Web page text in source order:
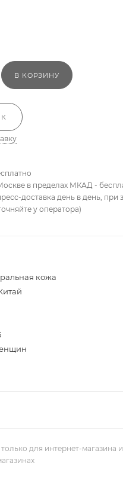
В КОРЗИНУ
в пределах МКАД -
доставка день в день, при
у оператора)
кожа
для интернет-магазина